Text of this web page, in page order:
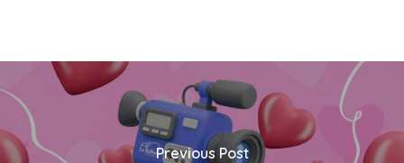
Previous Post